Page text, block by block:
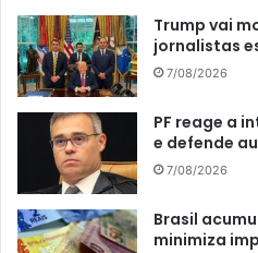
Trump vai
jornalistas
7/08/2026
PF reage a
e defende
7/08/2026
Brasil
minimiza